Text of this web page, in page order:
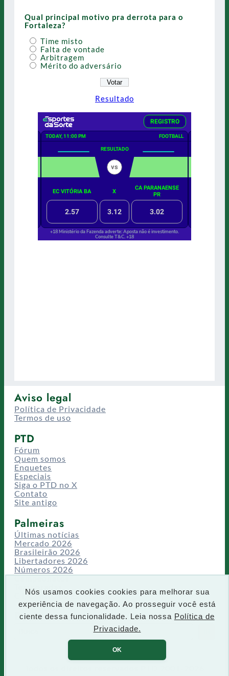
Nós usamos cookies cookies para melhorar sua
experiência de navegação. Ao prosseguir você está
ciente dessa funcionalidade. Leia nossa Política de
Privacidade.
OK
Qual principal motivo pra derrota para o
Fortaleza?
Time misto
Falta de vontade
Arbitragem
Mérito do adversário
Resultado
Aviso legal
Política de Privacidade
Termos de uso
PTD
Fórum
Quem somos
Enquetes
Especiais
Siga o PTD no X
Contato
Site antigo
Palmeiras
Últimas notícias
Mercado 2026
Brasileirão 2026
Libertadores 2026
Números 2026
Campeonatos
Temporadas
CT/Centro de Excelência
Busca
P
e
q
u